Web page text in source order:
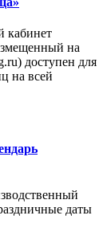
кабинет
на
доступен для
на всей
даты